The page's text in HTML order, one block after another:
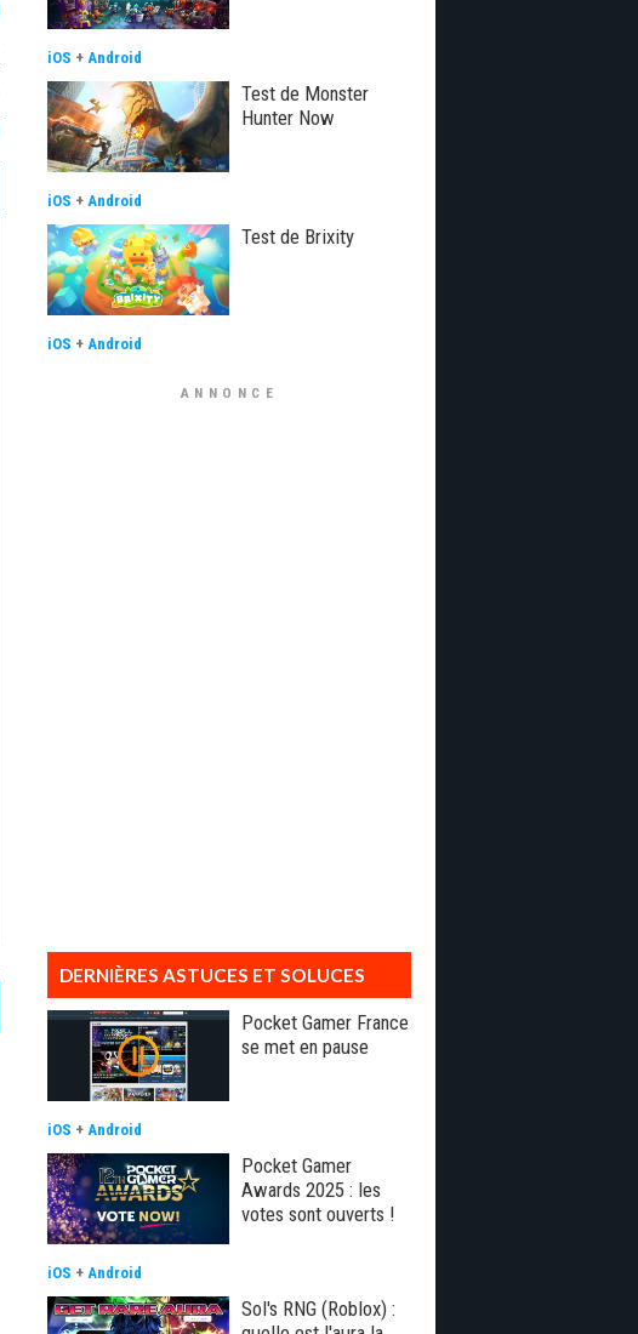
iOS + Android
Test de Monster
Hunter Now
iOS + Android
Test de Brixity
iOS + Android
ANNONCE
DERNIÈRES ASTUCES ET SOLUCES
Pocket Gamer France
se met en pause
iOS + Android
Pocket Gamer
Awards 2025 : les
votes sont ouverts !
iOS + Android
Sol's RNG (Roblox) :